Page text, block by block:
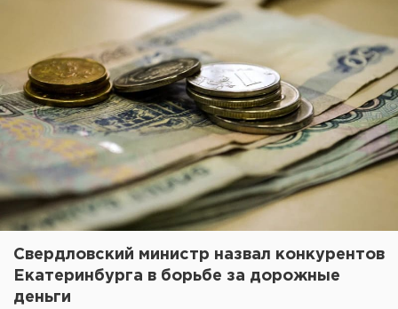
Свердловский министр назвал конкурентов
Екатеринбурга в борьбе за дорожные
деньги